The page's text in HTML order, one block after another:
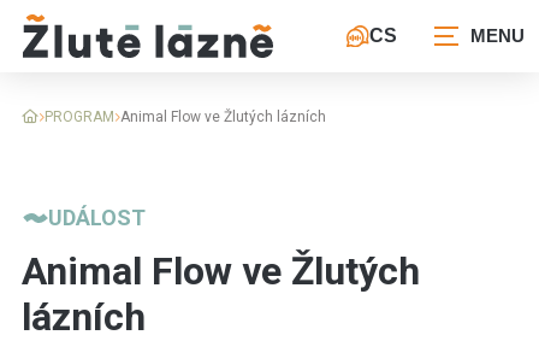
CS
PROGRAM Animal Flow ve Žlutých lázních
UDÁLOST
Animal Flow ve Žlutých
lázních